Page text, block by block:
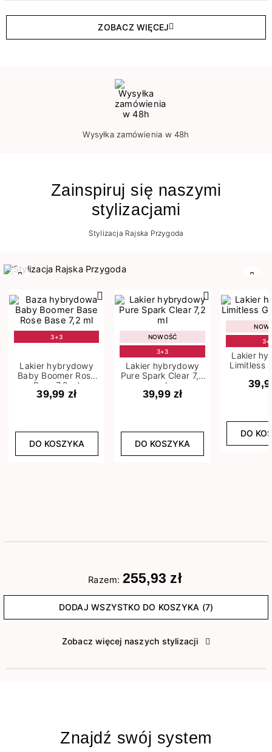
ZOBACZ WIĘCEJ
Wysyłka zamówienia w 48h
Zainspiruj się naszymi
stylizacjami
Stylizacja Rajska Przygoda
3+3
Lakier hybrydowy
Baby Boomer Rose
Base 7,2 ml
39,99 zł
DO KOSZYKA
NOWOŚĆ
3+3
Lakier hybrydowy
Pure Spark Clear 7,2
ml
39,99 zł
DO KOSZYKA
Lakier
Limitless
DO
Razem: 255,93 zł
DODAJ WSZYSTKO DO KOSZYKA (7)
Zobacz więcej naszych stylizacji
Znajdź swój system